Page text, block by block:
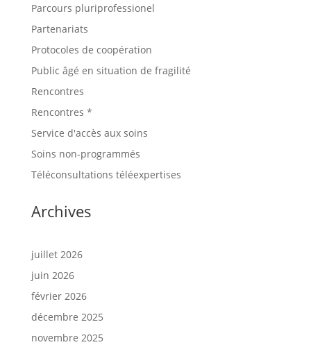
Parcours pluriprofessionel
Partenariats
Protocoles de coopération
Public âgé en situation de fragilité
Rencontres
Rencontres *
Service d'accès aux soins
Soins non-programmés
Téléconsultations téléexpertises
Archives
juillet 2026
juin 2026
février 2026
décembre 2025
novembre 2025